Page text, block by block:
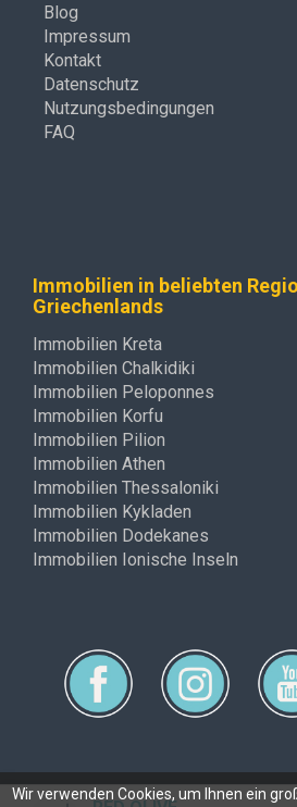
Blog
Impressum
Kontakt
Datenschutz
Nutzungsbedingungen
FAQ
Immobilien in beliebten
Griechenlands
Immobilien Kreta
Immobilien Chalkidiki
Immobilien Peloponnes
Immobilien Korfu
Immobilien Pilion
Immobilien Athen
Immobilien Thessaloniki
Immobilien Kykladen
Immobilien Dodekanes
Immobilien Ionische Inseln
Wir verwenden Cookies, um Ihnen ein